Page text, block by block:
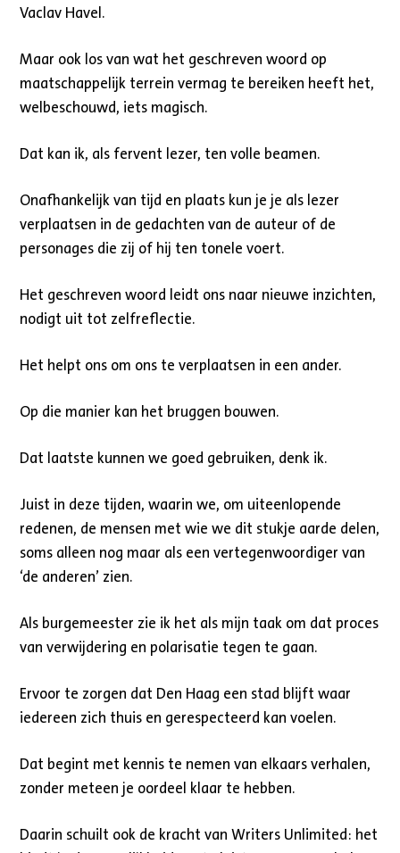
Vaclav Havel.
Maar ook los van wat het geschreven woord op
maatschappelijk terrein vermag te bereiken heeft het,
welbeschouwd, iets magisch.
Dat kan ik, als fervent lezer, ten volle beamen.
Onafhankelijk van tijd en plaats kun je je als lezer
verplaatsen in de gedachten van de auteur of de
personages die zij of hij ten tonele voert.
Het geschreven woord leidt ons naar nieuwe inzichten,
nodigt uit tot zelfreflectie.
Het helpt ons om ons te verplaatsen in een ander.
Op die manier kan het bruggen bouwen.
Dat laatste kunnen we goed gebruiken, denk ik.
Juist in deze tijden, waarin we, om uiteenlopende
redenen, de mensen met wie we dit stukje aarde delen,
soms alleen nog maar als een vertegenwoordiger van
‘de anderen’ zien.
Als burgemeester zie ik het als mijn taak om dat proces
van verwijdering en polarisatie tegen te gaan.
Ervoor te zorgen dat Den Haag een stad blijft waar
iedereen zich thuis en gerespecteerd kan voelen.
Dat begint met kennis te nemen van elkaars verhalen,
zonder meteen je oordeel klaar te hebben.
Daarin schuilt ook de kracht van Writers Unlimited: het